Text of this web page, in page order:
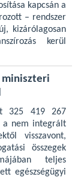
kapcsán a
– rendszer
kizárólagosan
kerül
miniszteri
325 419 267
a nem integrált
visszavont,
összegek
teljes
egészségügyi